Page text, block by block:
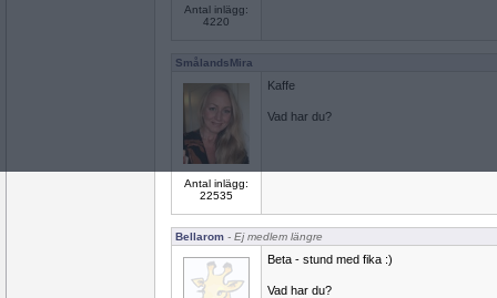
Antal inlägg:
4220
SmålandsMira
Antal inlägg:
22535
Kaffe
Vad har du?
Bellarom - Ej medlem längre
Beta - stund med fika :)
Vad har du?